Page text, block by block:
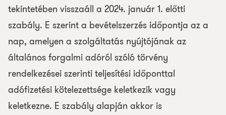
tekintetében visszaáll a 2024. január 1. előtti
szabály. E szerint a bevételszerzés időpontja az a
nap, amelyen a szolgáltatás nyújtójának az
általános forgalmi adóról szóló törvény
rendelkezései szerinti teljesítési időponttal
adófizetési kötelezettsége keletkezik vagy
keletkezne. E szabály alapján akkor is